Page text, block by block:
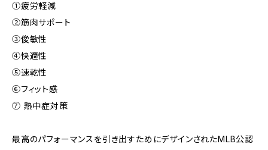
①疲労軽減
②筋肉サポート
③俊敏性
④快適性
⑤速乾性
⑥フィット感
⑦ 熱中症対策
最高のパフォーマンスを引き出すためにデザインされたMLB公認